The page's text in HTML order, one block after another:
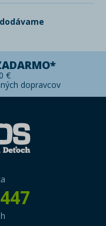
€
dopravcov